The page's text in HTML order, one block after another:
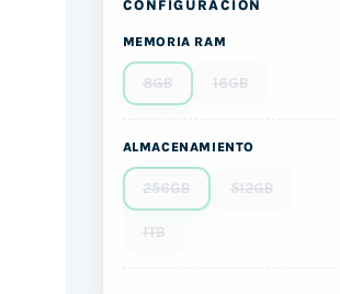
CONFIGURACIÓN
MEMORIA RAM
8GB 16GB
ALMACENAMIENTO
256GB 512GB
1TB